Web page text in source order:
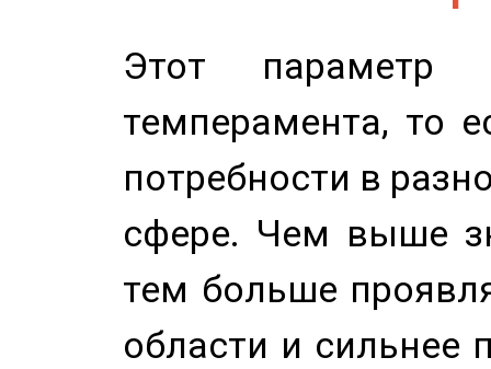
Этот параметр
темперамента, то
потребности в
сфере. Чем выше
тем больше
области и сильнее